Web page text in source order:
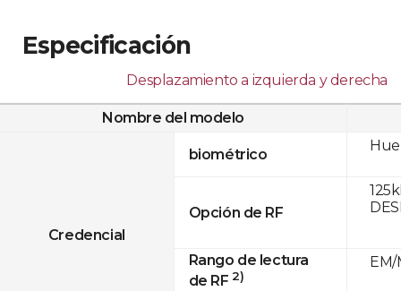
Especificación
Desplazamiento a izquierda y derecha
Nombre del modelo
Credencial
biométrico
Opción de RF
Rango de lectura
de RF 2)
EM/